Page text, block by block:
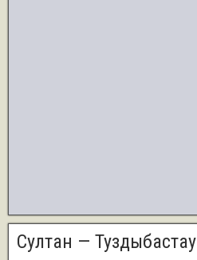
Султан — Туздыбастау